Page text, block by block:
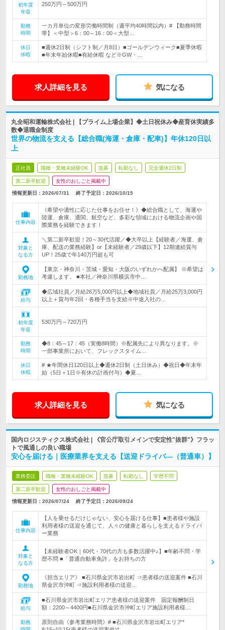
初年度
年収
250万円～500万円
勤務
時間
一カ月単位の変形労働時間制（週平均40時間以内）# 【勤務時間
帯】＜中型＞6：00～16：00＜大型…
休日
休暇
■週休2日制（シフト制／月8日）■ゴールデンウィーク■夏季休暇
■年末年始休暇■有給休暇 など※GW・…
求人詳細を見る 気になる
丸全昭和運輸株式会社 | 【プライム上場企業】◆土日祝休み◆産育休実績多
数◆退職金制度
世界の物流を支える【総合職(海運・倉庫・配車)】年休120日以
上
正社員 職種・業種未経験OK 急募 転勤なし 完全週休2日制
第二新卒歓迎 女性のおしごと掲載中
情報更新日：2026/07/31 終了予定日： 2026/10/15
仕事内容
《希望や適性に応じた仕事をお任せ！》◆総合職として、海運や
陸運、倉庫、通関、航空など、多彩な領域における物流企画や国
際業務を経験できます！
対象と
なる方
＼第二新卒歓迎！20～30代活躍／◆大卒以上【経験者／海運、倉
庫、配送の業務経験】or【未経験者／29歳以下】12期連続賞与
UP！25歳で年140万円超も可
勤務地
【東京・神奈川・茨城・愛知・大阪のいずれかへ配属】 ※希望は
考慮します。 ■本社／神奈川県横浜市中…
給与
◆広域社員／月給26万5,000円以上◆地域社員／月給25万3,000円
以上＋賞与年2回・各種手当を支給※中途入社の…
初年度
年収
530万円～720万円
勤務
時間
◆8：45～17：45（実働8時間）※配属先により異なります。※
一部事業所において、フレックスタイム…
休日
休暇
# ★年間休日120日以上◆週休2日制（土日休み）◆祝日◆年末年
始（5日＋1日※有休の計画付与）◆夏…
求人詳細を見る 気になる
国内ロジスティクス株式会社 | 《官公庁取引メインで安定性"抜群"》フラッ
トで風通しの良い職場
安心を届ける｜医療業界を支える【送迎ドライバ―（普通車）】
業務委託 職種・業種未経験OK 急募 転勤なし 学歴不問
第二新卒歓迎 女性のおしごと掲載中
情報更新日：2026/07/24 終了予定日： 2026/09/24
仕事内容
【人を乗せるだけじゃない、安心を届ける仕事】■患者様や施設
利用者様の送迎を通じて、人々の健康と暮らしを支えるドライバ
ー業務
対象と
なる方
【未経験者OK｜60代・70代の方も多数活躍中♪】■年齢不問・学
歴不問 ■「普通自動車免許」をお持ちの方
勤務地
《担当エリア》 ■石川県金沢市岩出町 ⇒患者様の送迎案件 ■石川
県金沢市沖町 ⇒施設利用者様の送迎…
給与
■石川県金沢市岩出町エリア患者様の送迎案件 固定報酬制日
額：2200～4400円■石川県金沢市沖町エリア施設利用者様…
勤務
原則自由《参考業務時間》# ■石川県金沢市岩出町エリア*